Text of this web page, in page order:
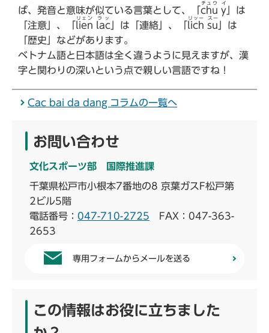
ば、発音と意味が似ている言葉として、「 chu
チュウ
y
イ
」は
「注意」、「
lien
リェン
lac
ラッ
」は「連絡」、「 lich
リッー
su
スー
」は
「歴史」などがあります。
ベトナム語と日本語は全く違うように見えますが、漢
字と関わりの深いという点で親しい言語ですね！
Cac bai da dang コラムの一覧へ
お問い合わせ
文化スポーツ部 国際推進課
千葉県松戸市小根本7番地の8 京葉ガスF松戸第
2ビル5階
電話番号： 047-710-2725 FAX：047-363-
2653
専用フォームからメールを送る
この情報はお役に立ちました